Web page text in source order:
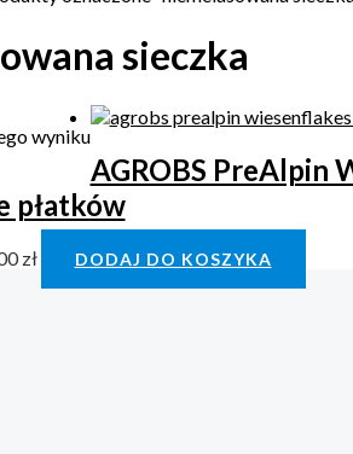
sieczka
wyniku
AGROBS PreAlpin
płatków
zł DODAJ DO KOSZYKA